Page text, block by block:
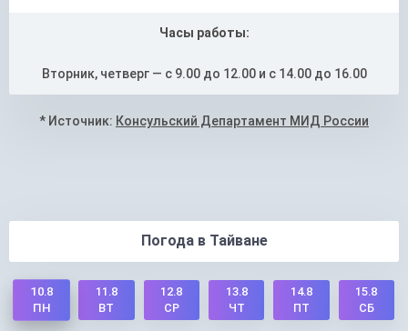
Часы работы:
Вторник, четверг — с 9.00 до 12.00 и с 14.00 до 16.00
* Источник: Консульский Департамент МИД России
Погода в Тайване
10.8
ПН
11.8
ВТ
12.8
СР
13.8
ЧТ
14.8
ПТ
15.8
СБ